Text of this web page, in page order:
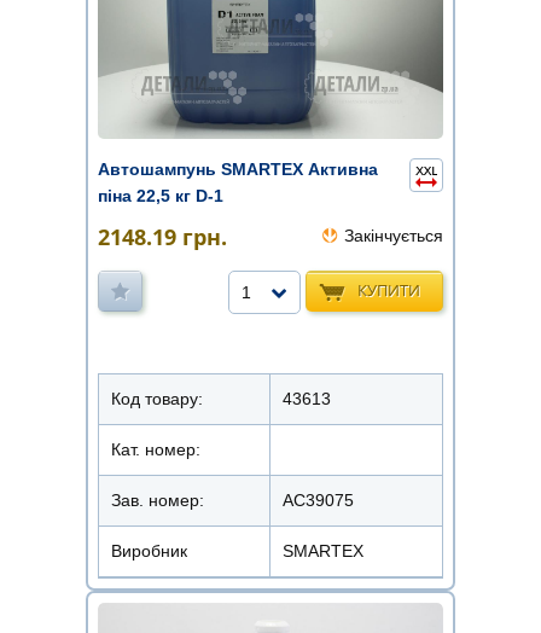
Автошампунь SMARTEX Активна
піна 22,5 кг D-1
2148.19 грн. Закінчується
КУПИТИ
1
Код товару: 43613
Кат. номер:
Зав. номер: AC39075
Виробник SMARTEX